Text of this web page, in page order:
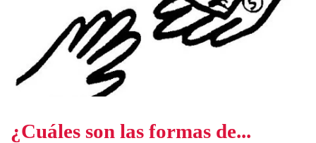
¿Cuáles son las formas de...